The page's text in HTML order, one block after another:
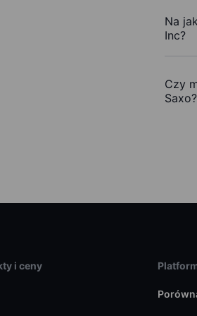
Na
Inc?
Czy
Saxo?
i ceny